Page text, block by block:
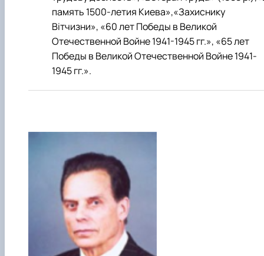
память 1500-летия Киева»,«Захиснику
Вітчизни», «60 лет Победы в Великой
Отечественной Войне 1941-1945 гг.», «65 лет
Победы в Великой Отечественной Войне 1941-
1945 гг.».